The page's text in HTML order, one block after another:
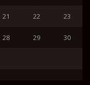
21 22 23
28 29 30